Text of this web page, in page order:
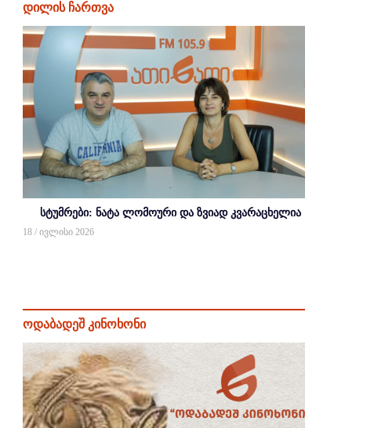
დილის ჩართვა
სტუმრები: ნატა ლომოური და ზვიად კვარაცხელია
18 / ივლისი 2026
ოდაბადეშ კინოხონი